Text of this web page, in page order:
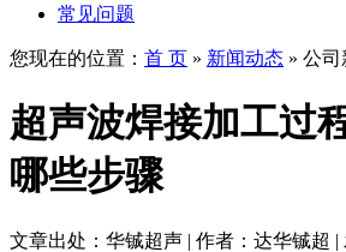
常见问题
您现在的位置： 首 页 » 新闻动态 » 公司
超声波焊接加工过
哪些步骤
文章出处：华铖超声 | 作者：达华铖超 |